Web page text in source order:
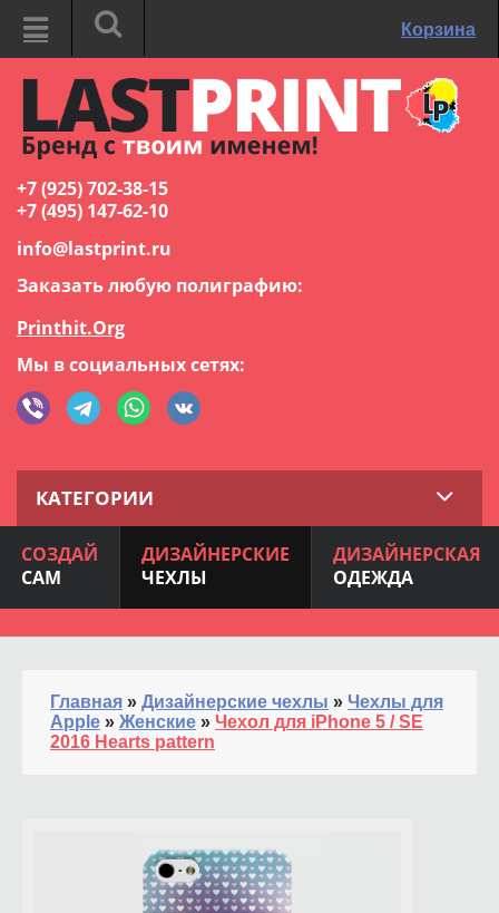
Корзина
+7 (925) 702-38-15
+7 (495) 147-62-10
info@lastprint.ru
Заказать любую полиграфию:
Printhit.Org
Мы в социальных сетях:
КАТЕГОРИИ
СОЗДАЙ
САМ
ДИЗАЙНЕРСКИЕ
ЧЕХЛЫ
ДИЗАЙНЕРСКАЯ
ОДЕЖДА
Главная » Дизайнерские чехлы » Чехлы для
Apple » Женские » Чехол для iPhone 5 / SE
2016 Hearts pattern